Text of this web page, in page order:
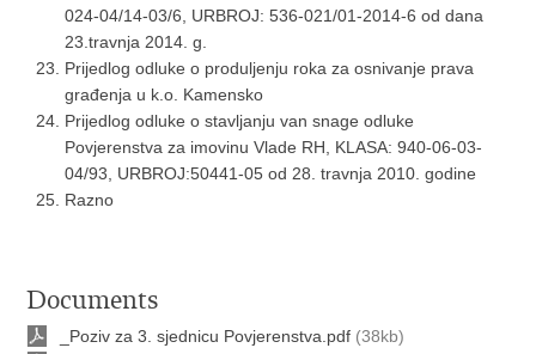
024-04/14-03/6, URBROJ: 536-021/01-2014-6 od dana
23.travnja 2014. g.
Prijedlog odluke o produljenju roka za osnivanje prava
građenja u k.o. Kamensko
Prijedlog odluke o stavljanju van snage odluke
Povjerenstva za imovinu Vlade RH, KLASA: 940-06-03-
04/93, URBROJ:50441-05 od 28. travnja 2010. godine
Razno
Documents
_Poziv za 3. sjednicu Povjerenstva.pdf (38kb)